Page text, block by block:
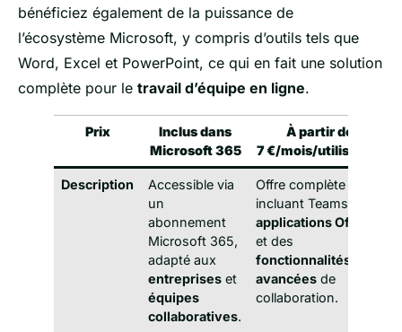
bénéficiez également de la puissance de
l’écosystème Microsoft, y compris d’outils tels que
Word, Excel et PowerPoint, ce qui en fait une solution
complète pour le travail d’équipe en ligne.
Prix
Inclus dans
Microsoft 365
À partir de
7 €/mois/utilisateur
Description
Accessible via
un
abonnement
Microsoft 365,
adapté aux
entreprises et
équipes
collaboratives.
Offre complète
incluant Teams + les
applications Office
et des
fonctionnalités
avancées de
collaboration.